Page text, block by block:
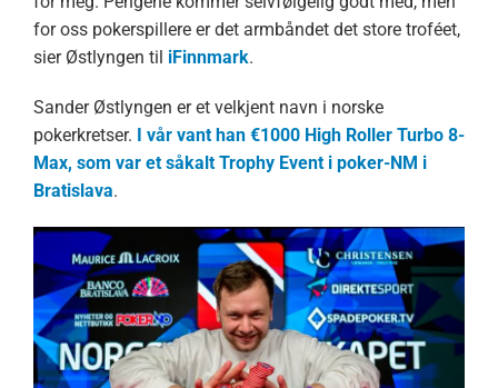
for oss pokerspillere er det armbåndet det store troféet,
sier Østlyngen til iFinnmark.
Sander Østlyngen er et velkjent navn i norske
pokerkretser. I vår vant han €1000 High Roller Turbo 8-
Max, som var et såkalt Trophy Event i poker-NM i
Bratislava.